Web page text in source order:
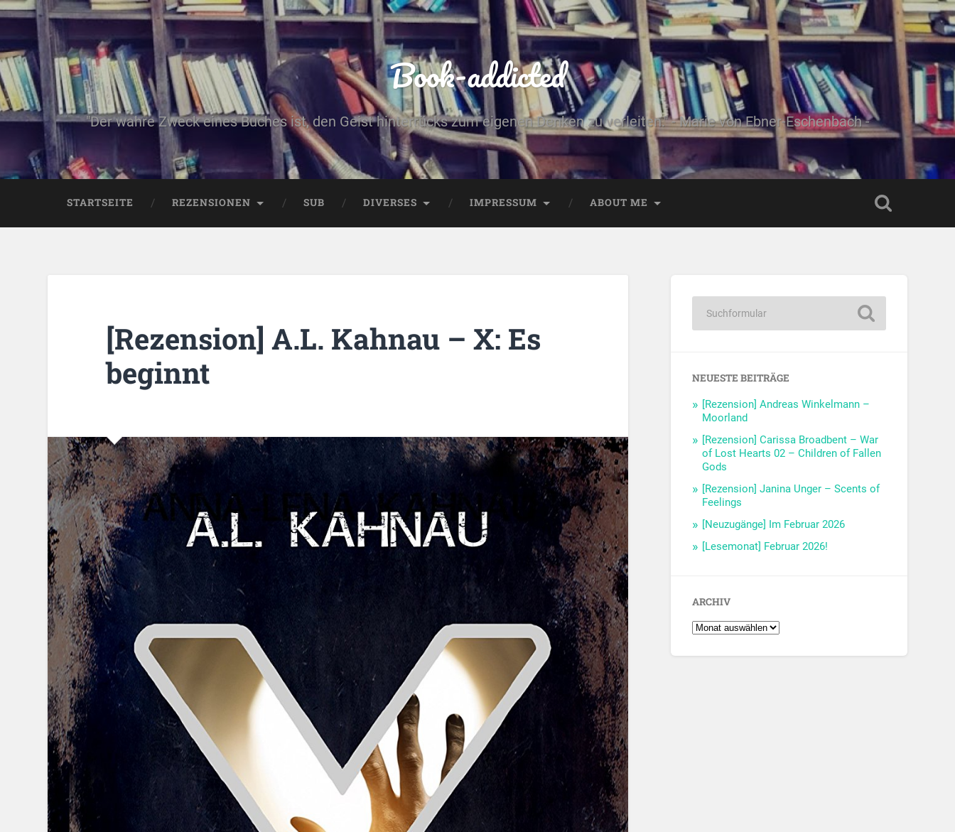
Book-addicted
"Der wahre Zweck eines Buches ist, den Geist hinterrücks zum eigenen Denken zu verleiten." - Marie von Ebner-Eschenbach -
STARTSEITE REZENSIONEN SUB DIVERSES IMPRESSUM ABOUT ME
[Rezension] A.L. Kahnau – X: Es
beginnt
NEUESTE BEITRÄGE
[Rezension] Andreas Winkelmann –
Moorland
[Rezension] Carissa Broadbent – War
of Lost Hearts 02 – Children of Fallen
Gods
[Rezension] Janina Unger – Scents of
Feelings
[Neuzugänge] Im Februar 2026
[Lesemonat] Februar 2026!
ARCHIV